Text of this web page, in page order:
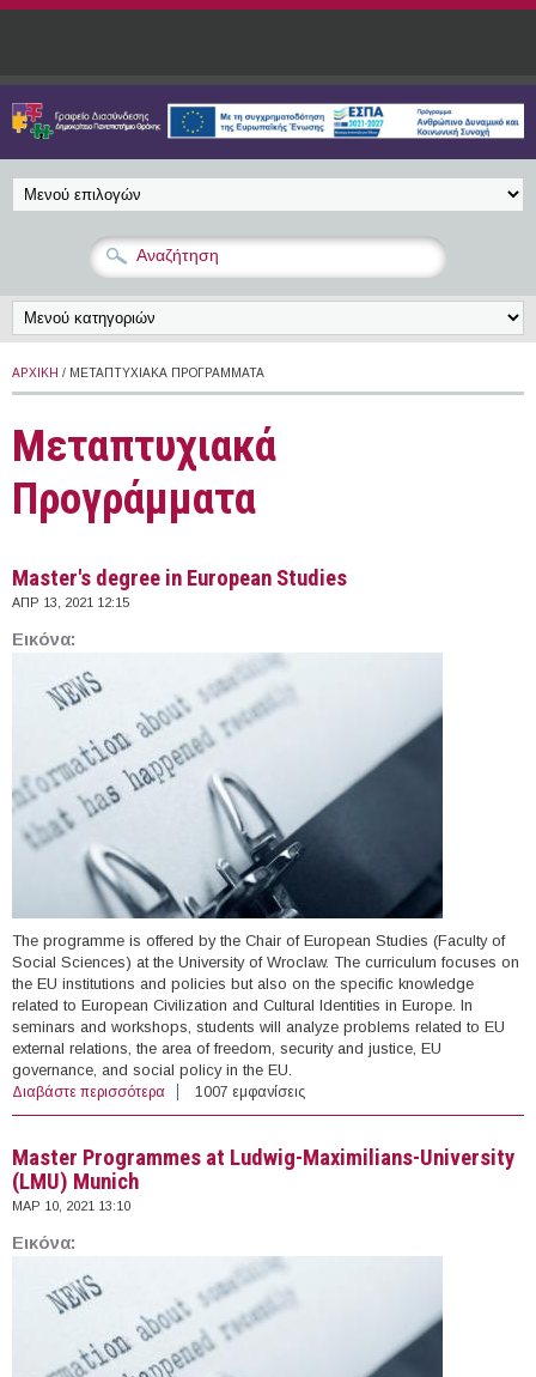
Παράκαμψη προς το κυρίως περιεχόμενο
ΑΡΧΙΚΉ / ΜΕΤΑΠΤΥΧΙΑΚΆ ΠΡΟΓΡΆΜΜΑΤΑ
Μεταπτυχιακά
Προγράμματα
Master's degree in European Studies
ΑΠΡ 13, 2021 12:15
Εικόνα:
The programme is offered by the Chair of European Studies (Faculty of
Social Sciences) at the University of Wroclaw. The curriculum focuses on
the EU institutions and policies but also on the specific knowledge
related to European Civilization and Cultural Identities in Europe. In
seminars and workshops, students will analyze problems related to EU
external relations, the area of freedom, security and justice, EU
governance, and social policy in the EU.
Διαβάστε περισσότερα για Master's degree in European Studies
1007 εμφανίσεις
Master Programmes at Ludwig-Maximilians-University
(LMU) Munich
ΜΑΡ 10, 2021 13:10
Εικόνα: